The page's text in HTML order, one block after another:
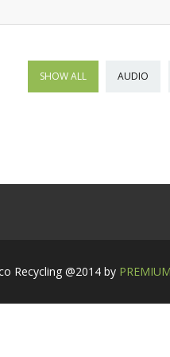
SHOW ALL AUDIO
Recycling @2014 by